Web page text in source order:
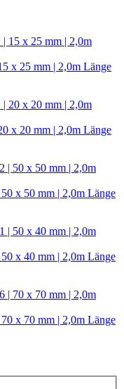
x 25 mm | 2,0m Länge
x 20 mm | 2,0m Länge
x 50 mm | 2,0m Länge
x 40 mm | 2,0m Länge
x 70 mm | 2,0m Länge